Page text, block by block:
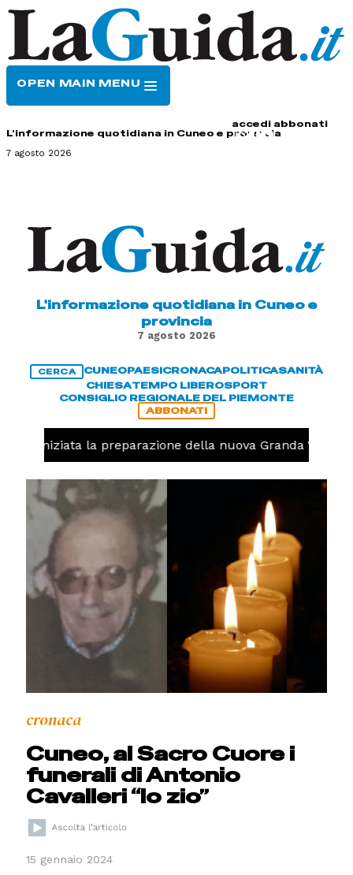
OPEN MAIN MENU
accedi abbonati
L'informazione quotidiana in Cuneo e provincia
7 agosto 2026
L'informazione quotidiana in Cuneo e
provincia
7 agosto 2026
CERCA CUNEOPAESICRONACAPOLITICASANITÀ
CHIESATEMPO LIBEROSPORT
CONSIGLIO REGIONALE DEL PIEMONTE
ABBONATI
iniziata la preparazione della nuova Granda Volley
cronaca
Cuneo, al Sacro Cuore i
funerali di Antonio
Cavalleri “lo zio”
15 gennaio 2024